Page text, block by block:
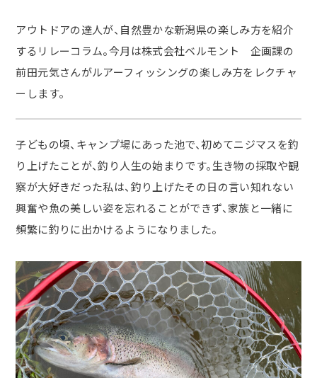
アウトドアの達人が、自然豊かな新潟県の楽しみ方を紹介
するリレーコラム。今月は株式会社ベルモント 企画課の
前田元気さんがルアーフィッシングの楽しみ方をレクチャ
ーします。
子どもの頃、キャンプ場にあった池で、初めてニジマスを釣
り上げたことが、釣り人生の始まりです。生き物の採取や観
察が大好きだった私は、釣り上げたその日の言い知れない
興奮や魚の美しい姿を忘れることができず、家族と一緒に
頻繁に釣りに出かけるようになりました。